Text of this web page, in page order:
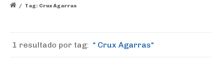
/ Tag: Crux Agarras
1 resultado por tag: Crux Agarras